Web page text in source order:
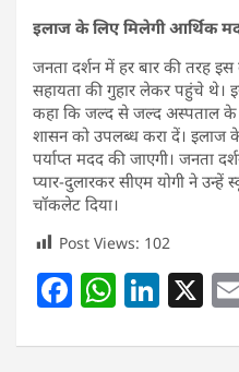
इलाज के लिए मिलेगी आर्थिक
जनता दर्शन में हर बार की तरह
सहायता की गुहार लेकर पहुंचे थे।
कहा कि जल्द से जल्द अस्पताल के
शासन को उपलब्ध करा दें। इलाज
पर्याप्त मदद की जाएगी। जनता
प्यार-दुलारकर सीएम योगी ने
चॉकलेट दिया।
Post Views: 102
F
c
W
at
Li
k
X